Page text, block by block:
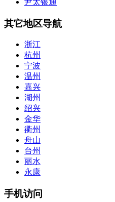
其它地区导航
浙江
杭州
宁波
温州
嘉兴
湖州
绍兴
金华
衢州
舟山
台州
丽水
永康
手机访问